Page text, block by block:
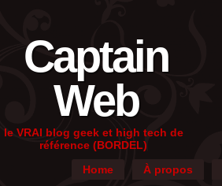
Captain
Web
le VRAI blog geek et high tech de
référence (BORDEL)
Home
À propos